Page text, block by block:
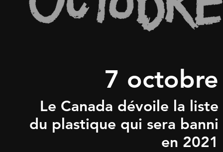
7 octobre
Le Canada dévoile la liste
du plastique qui sera banni
en 2021